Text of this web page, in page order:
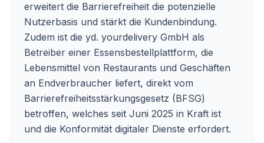
erweitert die Barrierefreiheit die potenzielle
Nutzerbasis und stärkt die Kundenbindung.
Zudem ist die yd. yourdelivery GmbH als
Betreiber einer Essensbestellplattform, die
Lebensmittel von Restaurants und Geschäften
an Endverbraucher liefert, direkt vom
Barrierefreiheitsstärkungsgesetz (BFSG)
betroffen, welches seit Juni 2025 in Kraft ist
und die Konformität digitaler Dienste erfordert.